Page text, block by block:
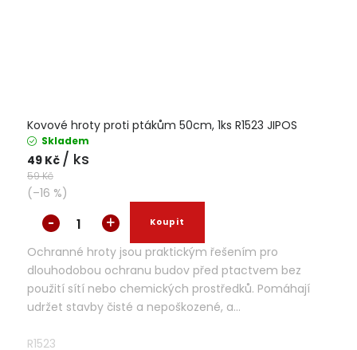
Kovové hroty proti ptákům 50cm, 1ks R1523 JIPOS
Skladem
49 Kč / ks
59 Kč
(–16 %)
Ochranné hroty jsou praktickým řešením pro
dlouhodobou ochranu budov před ptactvem bez
použití sítí nebo chemických prostředků. Pomáhají
udržet stavby čisté a nepoškozené, a...
R1523